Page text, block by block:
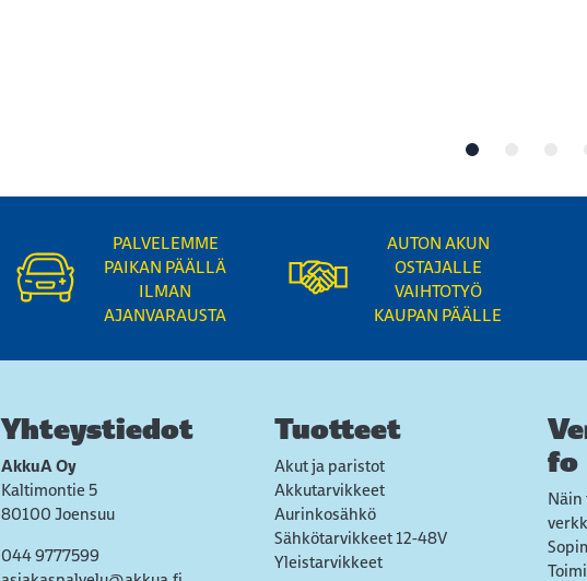
PALVELEMME
PAIKAN PÄÄLLÄ
ILMAN
AJANVARAUSTA
AUTON AKUN
OSTAJALLE
VAIHTOTYÖ
KAUPAN PÄÄLLE
Yhteystiedot
AkkuA Oy
Kaltimontie 5
80100 Joensuu
044 9777599
Tuotteet
Akut ja paristot
Akkutarvikkeet
Aurinkosähkö
Sähkötarvikkeet 12-48V
Yleistarvikkeet
fo
Näin